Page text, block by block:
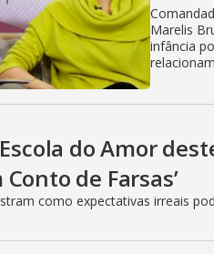
Marelis
infância
do Amor
de Farsas’
como expectativas irreais